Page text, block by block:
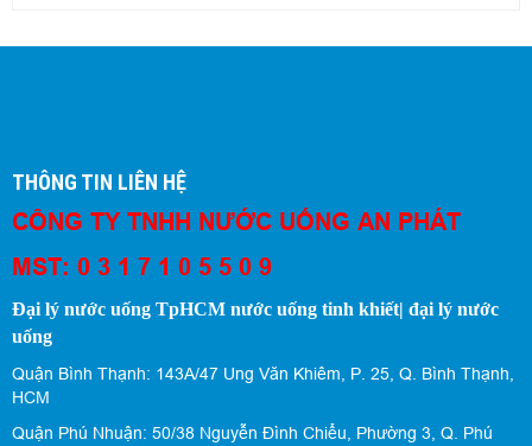
THÔNG TIN LIÊN HỆ
CÔNG TY TNHH NƯỚC UỐNG AN PHÁT
MST: 0 3 1 7 1 0 5 5 0 9
Đại lý nước uống TpHCM nước uống tinh khiết| đại lý nước
uống
Quận Bình Thạnh: 143A/47 Ung Văn Khiêm, P. 25, Q. Bình Thạnh,
HCM
Quận Phú Nhuận: 50/38 Nguyễn Đình Chiểu, Phường 3, Q. Phú